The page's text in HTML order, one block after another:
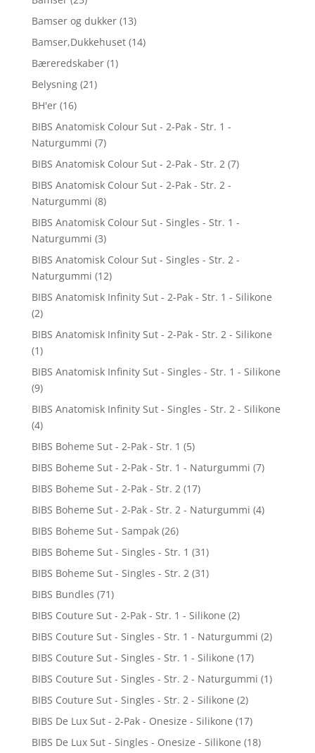
Bamser og dukker (13)
Bamser,Dukkehuset (14)
Bæreredskaber (1)
Belysning (21)
BH'er (16)
BIBS Anatomisk Colour Sut - 2-Pak - Str. 1 -
Naturgummi (7)
BIBS Anatomisk Colour Sut - 2-Pak - Str. 2 (7)
BIBS Anatomisk Colour Sut - 2-Pak - Str. 2 -
Naturgummi (8)
BIBS Anatomisk Colour Sut - Singles - Str. 1 -
Naturgummi (3)
BIBS Anatomisk Colour Sut - Singles - Str. 2 -
Naturgummi (12)
BIBS Anatomisk Infinity Sut - 2-Pak - Str. 1 - Silikone
(2)
BIBS Anatomisk Infinity Sut - 2-Pak - Str. 2 - Silikone
(1)
BIBS Anatomisk Infinity Sut - Singles - Str. 1 - Silikone
(9)
BIBS Anatomisk Infinity Sut - Singles - Str. 2 - Silikone
(4)
BIBS Boheme Sut - 2-Pak - Str. 1 (5)
BIBS Boheme Sut - 2-Pak - Str. 1 - Naturgummi (7)
BIBS Boheme Sut - 2-Pak - Str. 2 (17)
BIBS Boheme Sut - 2-Pak - Str. 2 - Naturgummi (4)
BIBS Boheme Sut - Sampak (26)
BIBS Boheme Sut - Singles - Str. 1 (31)
BIBS Boheme Sut - Singles - Str. 2 (31)
BIBS Bundles (71)
BIBS Couture Sut - 2-Pak - Str. 1 - Silikone (2)
BIBS Couture Sut - Singles - Str. 1 - Naturgummi (2)
BIBS Couture Sut - Singles - Str. 1 - Silikone (17)
BIBS Couture Sut - Singles - Str. 2 - Naturgummi (1)
BIBS Couture Sut - Singles - Str. 2 - Silikone (2)
BIBS De Lux Sut - 2-Pak - Onesize - Silikone (17)
BIBS De Lux Sut - Singles - Onesize - Silikone (18)